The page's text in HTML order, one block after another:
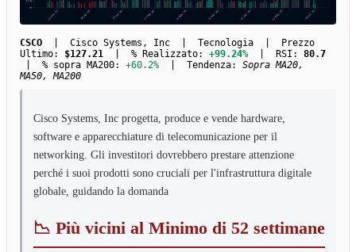
CSCO | Cisco Systems, Inc | Tecnologia | Prezzo
Ultimo: $127.21 | % Realizzato: +99.24% | RSI: 80.7
| % sopra MA200: +60.2% | Tendenza: Sopra MA20,
MA50, MA200
Cisco Systems, Inc progetta, produce e vende hardware,
software e apparecchiature di telecomunicazione per il
networking. Gli investitori dovrebbero prestare attenzione
perché i suoi prodotti sono cruciali per l'infrastruttura digitale
globale, guidando la domanda
📉 Più vicini al Minimo di 52 settimane